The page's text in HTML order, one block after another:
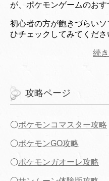
が、ポケモンゲームのおす
初心者の方が飽きづらい
ひチェックしてみてくださ
続
攻略ページ
〇ポケモンコマスター攻略
〇ポケモンGO攻略
〇ポケモンガオーレ攻略